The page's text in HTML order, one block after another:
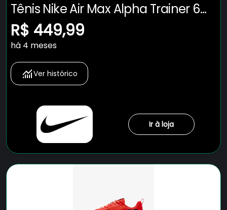
Tênis Nike Air Max Alpha Trainer 6
Masculino
R$ 449,99
há 4 meses
Ver histórico
Ir à loja